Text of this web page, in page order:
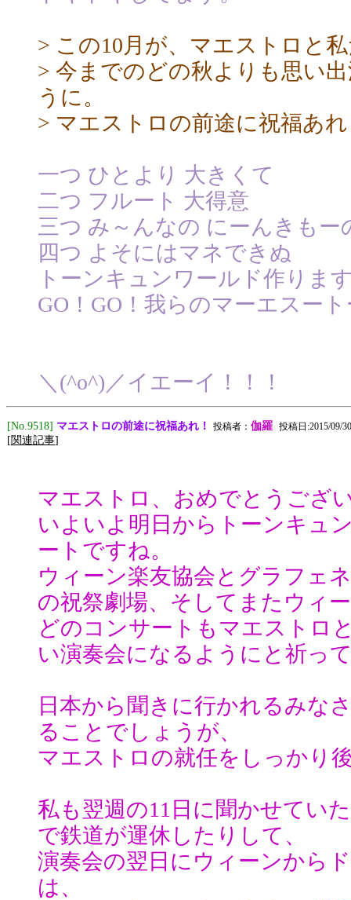
> この10月が、マエストロと
> 今までのどの秋よりも思い
うに。
> マエストロの前途に祝福あ
一つ ひとより 大きくて
二つ フルート 大得意
三つ み～んなの にーんきもー
四つ よそにはマネできぬ
トーンキュンワールド作りま
GO！GO！我らのマーエスー
＼(^o^)／イエーイ！！！
[No.9518] マエストロの前途に祝福あれ！ 投稿者： 伽羅 投稿日:2015/09/
[関連記事]
マエストロ、おめでとうござ
いよいよ明日からトーンキュ
ートですね。
ウィーン楽友協会とグラフェ
の祝祭劇場、そしてまたウィ
どのコンサートもマエストロ
い演奏会になるようにと祈っ
日本から聞きに行かれるみな
ることでしょうが、
マエストロの就任をしっかり
私も翌週の11日に聞かせてい
で鉄道が運休したりして、
演奏会の翌日にウィーンから
は、